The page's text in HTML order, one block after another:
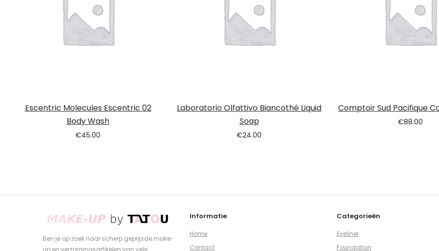
Escentric Molecules Escentric 02
Body Wash
€45.00
Laboratorio Olfattivo Biancothé Liquid
Soap
€24.00
Comptoir Sud Pacifique
€88.00
Ben je op zoek naar scherp geprijsde make-
up en verzorgingsartikelen van vele
Informatie
Home
Contact
Categorieën
Eyeliner
Foundation